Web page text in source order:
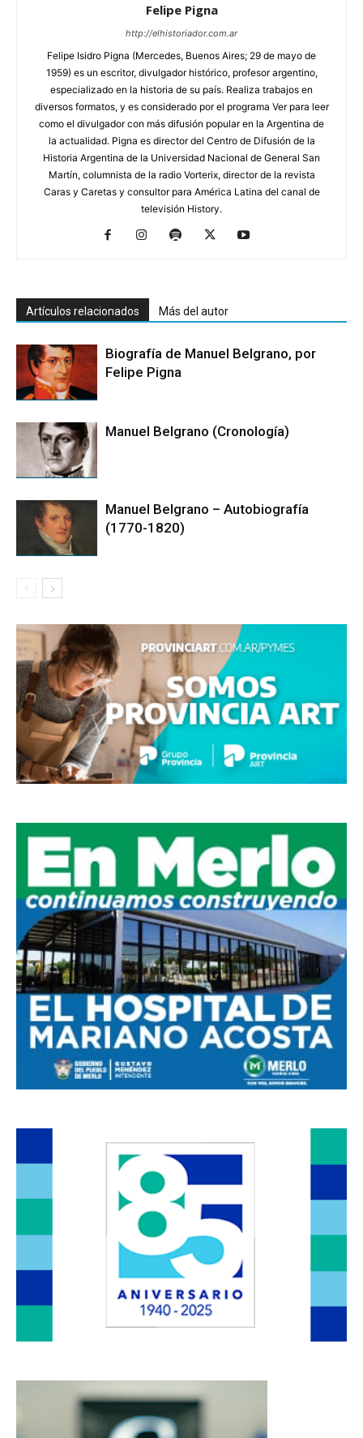
Felipe Pigna
http://elhistoriador.com.ar
Felipe Isidro Pigna (Mercedes, Buenos Aires; 29 de mayo de
1959) es un escritor, divulgador histórico, profesor argentino,
especializado en la historia de su país. Realiza trabajos en
diversos formatos, y es considerado por el programa Ver para leer
como el divulgador con más difusión popular en la Argentina de
la actualidad. Pigna es director del Centro de Difusión de la
Historia Argentina de la Universidad Nacional de General San
Martín, columnista de la radio Vorterix, director de la revista
Caras y Caretas y consultor para América Latina del canal de
televisión History.
Artículos relacionados Más del autor
Biografía de Manuel Belgrano, por
Felipe Pigna
Manuel Belgrano (Cronología)
Manuel Belgrano – Autobiografía
(1770-1820)